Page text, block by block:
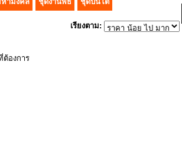
เรียงตาม:
ต้องการ